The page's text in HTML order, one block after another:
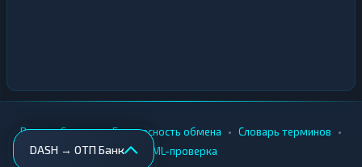
DASH → ОТП Банк
Вики • Города • Безопасность обмена • Словарь терминов •
AML-проверка